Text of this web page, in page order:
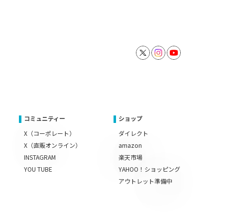
コミュニティー
X（コーポレート）
X（直販オンライン）
INSTAGRAM
YOU TUBE
ショップ
ダイレクト
amazon
楽天市場
YAHOO！ショッピング
アウトレット準備中